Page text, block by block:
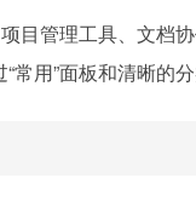
目管理工具、文档
用”面板和清晰的分